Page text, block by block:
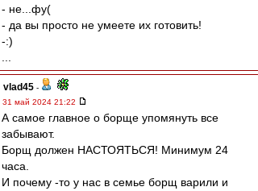
- не...фу(
- да вы просто не умеете их готовить!
-:)
vlad45 -
31 май 2024 21:22
А самое главное о борще упомянуть все
забывают.
Борщ должен НАСТОЯТЬСЯ! Минимум 24
часа.
И почему -то у нас в семье борщ варили и